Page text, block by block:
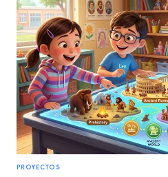
PROYECTOS